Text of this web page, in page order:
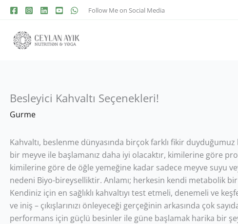
Follow Me on Social Media
Besleyici Kahvaltı Seçenekleri!
Gurme
Kahvaltı, beslenme dünyasında birçok farklı fikir
bir meyve ile başlamanız daha iyi olacaktır, kimilerine göre
kimilerine göre de öğle yemeğine kadar sadece meyve suyu
nedeni Biyo-bireyselliktir. Anlamı; herkesin kendi metabolik
Kendiniz için en sağlıklı kahvaltıyı test etmeli, denemeli ve
ve iniş – çıkışlarınızı önleyeceği gerçeğinin arkasında çok
performans için güçlü besinler ile güne başlamak harika bir